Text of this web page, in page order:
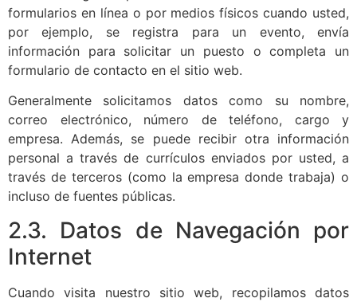
formularios en línea o por medios físicos cuando usted,
por ejemplo, se registra para un evento, envía
información para solicitar un puesto o completa un
formulario de contacto en el sitio web.
Generalmente solicitamos datos como su nombre,
correo electrónico, número de teléfono, cargo y
empresa. Además, se puede recibir otra información
personal a través de currículos enviados por usted, a
través de terceros (como la empresa donde trabaja) o
incluso de fuentes públicas.
2.3. Datos de Navegación por
Internet
Cuando visita nuestro sitio web, recopilamos datos